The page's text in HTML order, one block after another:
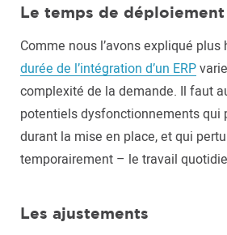
Le temps de déploiement
Comme nous l’avons expliqué plus
durée de l’intégration d’un ERP
complexité de la demande. Il faut
potentiels dysfonctionnements qui
durant la mise en place, et qui
temporairement – le travail
Les ajustements